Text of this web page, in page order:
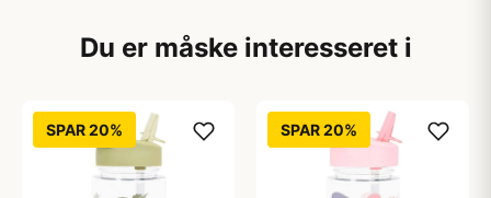
Du er måske interesseret i
SPAR 20% SPAR 20%